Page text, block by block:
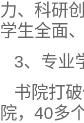
力、科研
学生全面
3、专业
书院打
院，40多